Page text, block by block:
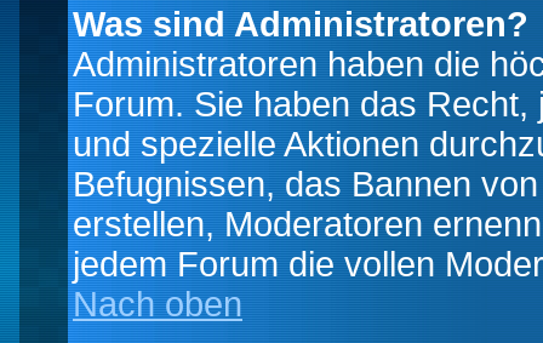
Was sind Administratoren?
Administratoren haben die
Forum. Sie haben das
und spezielle Aktionen
Befugnissen, das Bannen
erstellen, Moderatoren
jedem Forum die vollen
Nach oben